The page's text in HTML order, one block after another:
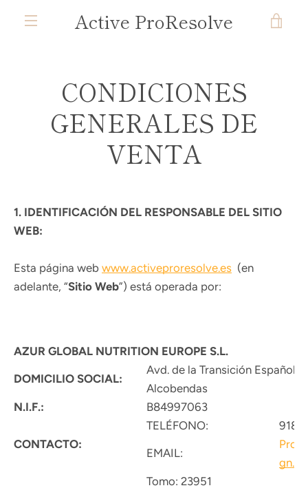
directamente
Active ProResolve
CONDICIONES
GENERALES DE
VENTA
1. IDENTIFICACIÓN DEL RESPONSABLE DEL SITIO
WEB:
Esta página web www.activeproresolve.es (en
adelante, “Sitio Web”) está operada por:
AZUR GLOBAL NUTRITION EUROPE S.L.
DOMICILIO SOCIAL:
Avd. de la Transición
Alcobendas
N.I.F.:
B84997063
CONTACTO:
TELÉFONO:
EMAIL:
Tomo: 23951